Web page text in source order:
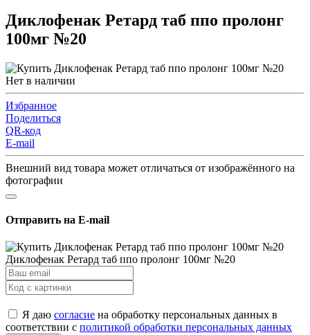
Диклофенак Ретард таб ппо пролонг
100мг №20
Нет в наличии
Избранное
Поделиться
QR-код
E-mail
Внешний вид товара может отличаться от изображённого на
фотографии
Отправить на E-mail
Диклофенак Ретард таб ппо пролонг 100мг №20
Я даю согласие на обработку персональных данных в
соответствии с политикой обработки персональных данных